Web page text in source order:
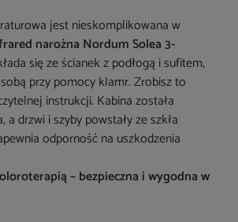
jest nieskomplikowana w
narożna Nordum Solea 3-
się ze ścianek z podłogą i sufitem,
przy pomocy klamr. Zrobisz to
instrukcji. Kabina została
a drzwi i szyby powstały ze szkła
odporność na uszkodzenia
– bezpieczna i wygodna w